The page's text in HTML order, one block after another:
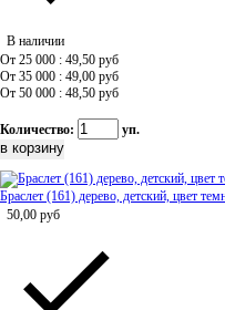
В наличии
От 25 000 : 49,50 руб
От 35 000 : 49,00 руб
От 50 000 : 48,50 руб
Количество: уп.
Браслет (161) дерево, детский, цвет
50,00 руб